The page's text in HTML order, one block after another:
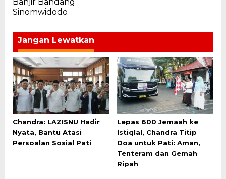
Sinomwidodo
Jangan Lewatkan
Chandra: LAZISNU Hadir
Nyata, Bantu Atasi
Persoalan Sosial Pati
Lepas 600 Jemaah ke
Istiqlal, Chandra Titip
Doa untuk Pati: Aman,
Tenteram dan Gemah
Ripah